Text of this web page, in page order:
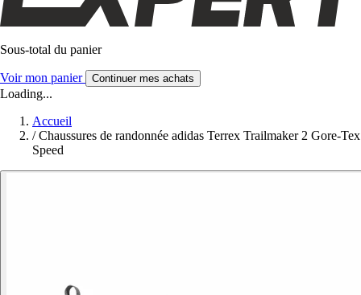
Sous-total du panier
Voir mon panier Continuer mes achats
Loading...
Accueil
/ Chaussures de randonnée adidas Terrex Trailmaker 2 Gore-Tex
Speed